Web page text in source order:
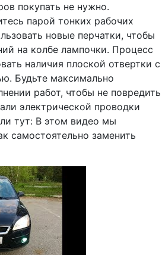
покупать не нужно.
парой тонких рабочих
новые перчатки, чтобы
на колбе лампочки. Процесс
наличия плоской отвертки с
Будьте максимально
работ, чтобы не повредить
электрической проводки
тут: В этом видео мы
самостоятельно заменить